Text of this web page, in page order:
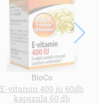
BioCo
E-vitamin 400 iu 60db
kapszula 60 db